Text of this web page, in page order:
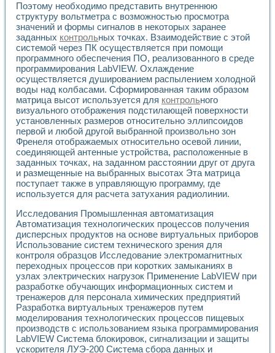
Метод траекторий в исследовании
Промышленная автоматизация
Автоматизация технологических процессов получения
Использование систем технического зрения для контроля
Исследование электромагнитных переходных процессов
Применение LabVIEW при разработке обучающих
Разработка виртуальных тренажеров путем
Система блокировок, сигнализации и защиты ускорителя
Система сбора данных и управления процессом
Управление температурой газовой среды специальной
Разработка программного обеспечения с
Использование технологий NATIONAL INSTRUMENTS
Оборудование для промышленной термотрансферной
Автоматизация реометрических исследований на базе
Применение измерителя иммитанса для исследова¬ния
Исследование электромагнитных переходных процессов
Стенд для исследования электрических переходных
Автоматизация контроля сварных швов на базе
Измерительный контроль с применением
Моделирование надежности и эффективности систем
Лабораторные практикумы и учебные стенды
Автоматизация лабораторного стенда по измерению
Автоматизированные лабораторные комплексы для
Виртуальный прибор для исследования нелинейных
Использование виртуальных приборов в процесе
Использование программ ELECTRONICS WORKBENCH-
Лабораторный практикум по дисциплине «Цифровые
Лабораторный практикум по ИНС на основе LabVIEW
Лабораторный практикум по основам теории коммутации
Опыт использования NI LabVIEW для создания
Поэтому необходимо представить внутреннюю
структуру вольтметра с возможностью просмотра
значений и формы сигналов в некоторых заранее
заданных контрольных точках. Взаимодействие с этой
системой через ПК осуществляется при помощи
программного обеспечения ПО, реализованного в среде
программирования LabVIEW. Охлаждение
осуществляется душированием распылением холодной
воды над колбасами. Сформированная таким образом
матрица высот используется для контрольного
визуального отображения подстилающей поверхности
установленных размеров относительно эллипсоидов
первой и любой другой выбранной произвольно зон
Френеля отображаемых относительно осевой линии,
соединяющей антенные устройства, расположенные в
заданных точках, на заданном расстоянии друг от друга
и размещенные на выбранных высотах Эта матрица
поступает также в управляющую программу, где
используется для расчета затухания радиолинии.
Исследования Промышленная автоматизация
Автоматизация технологических процессов получения
дисперсных продуктов на основе виртуальных приборов
Использование систем технического зрения для
контроля образцов Исследование электромагнитных
переходных процессов при коротких замыканиях в
узлах электрических нагрузок Применение LabVIEW при
разработке обучающих информационных систем и
тренажеров для персонала химических предприятий
Разработка виртуальных тренажеров путем
моделирования технологических процессов пищевых
производств с использованием языка программирования
LabVIEW Система блокировок, сигнализации и защиты
ускорителя ЛУЭ-200 Система сбора данных и